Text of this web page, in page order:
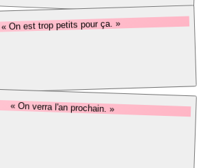
« On est trop petits pour ça. »
« On verra l'an prochain. »